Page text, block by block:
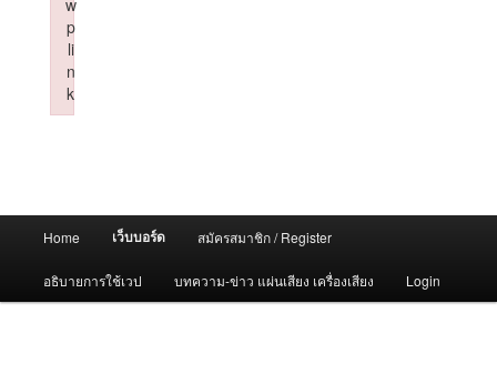
Home เว็บบอร์ด สมัครสมาชิก / Register
อธิบายการใช้เวป บทความ-ข่าว แผ่นเสียง เครื่องเสียง Login
w
p
li
n
k
Failed to initialize plugin: wplink